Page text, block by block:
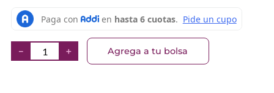
＋
－ Agrega a tu bolsa